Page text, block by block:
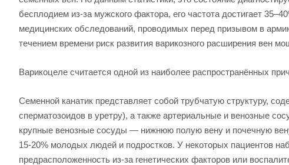
бесплодием из-за мужского фактора, его частота достигает
медицинских обследований, проводимых перед призывом в
течением времени риск развития варикозного расширения вен
Варикоцеле считается одной из наиболее распространённых
Семенной канатик представляет собой трубчатую структуру,
сперматозоидов в уретру), а также артериальные и венозные
крупные венозные сосуды — нижнюю полую вену и почечную
15-20% молодых людей и подростков. У некоторых пациентов
предрасположенность из-за генетических факторов или